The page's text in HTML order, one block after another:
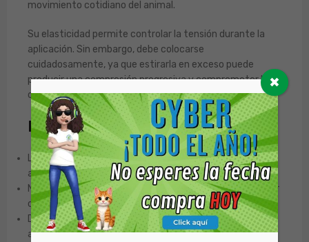
movimiento cotidiano del animal.
Su elasticidad permite controlar la tensión durante la
aplicación. Sin embargo, debe colocarse
cuidadosamente, ya que estirarla en exceso puede
producir una compresión progresiva y comprometer la
circulación de la zona vendada.
Recomendaciones de uso
Limpiar la zona y cubrir cualquier herida con un apósito
apropiado antes de colocar la venda.
No aplicar directamente sobre heridas abiertas ni utilizar
como reemplazo del vendaje primario.
Desenrollar parcialmente la cantidad necesaria antes de
aplicarla para reducir la tensión involuntaria.
✖